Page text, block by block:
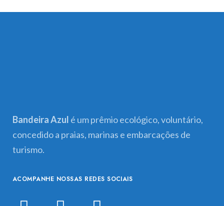
Bandeira Azul é um prêmio ecológico, voluntário,
concedido a praias, marinas e embarcações de
turismo.
ACOMPANHE NOSSAS REDES SOCIAIS